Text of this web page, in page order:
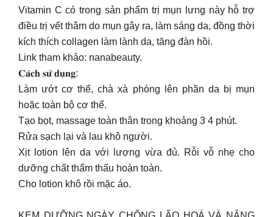
Vitamin C có trong sản phẩm trị mụn lưng này hỗ trợ
điều trị vết thâm do mụn gây ra, làm sáng da, đồng thời
kích thích collagen làm lành da, tăng đàn hồi.
Link tham khảo: nanabeauty.
𝐂𝐚́𝐜𝐡 𝐬𝐮̛̉ 𝐝𝐮̣𝐧𝐠:
Làm ướt cơ thể, chà xà phòng lên phần da bị mụn
hoặc toàn bộ cơ thể.
Tạo bọt, massage toàn thân trong khoảng 3 4 phút.
Rửa sạch lại và lau khô người.
Xịt lotion lên da với lượng vừa đủ. Rỗi vỗ nhẹ cho
dưỡng chất thẩm thấu hoàn toàn.
Cho lotion khô rồi mặc áo.